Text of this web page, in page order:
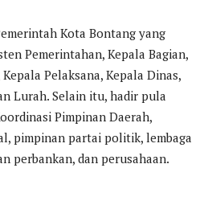
Kota Bontang yang
Pemerintahan, Kepala Bagian,
Pelaksana, Kepala Dinas,
Lurah. Selain itu, hadir pula
Pimpinan Daerah,
pimpinan partai politik, lembaga
perbankan, dan perusahaan.